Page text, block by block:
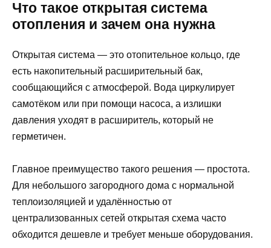
Что такое открытая система
отопления и зачем она нужна
Открытая система — это отопительное кольцо, где
есть накопительный расширительный бак,
сообщающийся с атмосферой. Вода циркулирует
самотёком или при помощи насоса, а излишки
давления уходят в расширитель, который не
герметичен.
Главное преимущество такого решения — простота.
Для небольшого загородного дома с нормальной
теплоизоляцией и удалённостью от
централизованных сетей открытая схема часто
обходится дешевле и требует меньше оборудования.